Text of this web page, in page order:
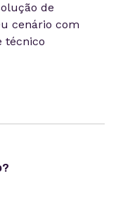
de
cenário com
técnico